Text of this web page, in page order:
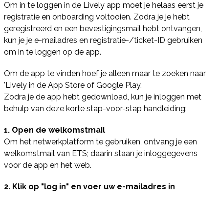
Om in te loggen in de Lively app moet je helaas eerst je
registratie en onboarding voltooien. Zodra je je hebt
geregistreerd en een bevestigingsmail hebt ontvangen,
kun je je e-mailadres en registratie-/ticket-ID gebruiken
om in te loggen op de app.
Om de app te vinden hoef je alleen maar te zoeken naar
'Lively in de App Store of Google Play.
Zodra je de app hebt gedownload, kun je inloggen met
behulp van deze korte stap-voor-stap handleiding:
1. Open de welkomstmail
Om het netwerkplatform te gebruiken, ontvang je een
welkomstmail van ETS; daarin staan je inloggegevens
voor de app en het web.
2. Klik op "log in" en voer uw e-mailadres in